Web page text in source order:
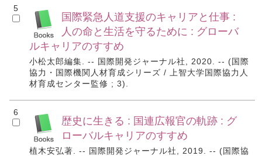
5
国際緊急人道支援のキャリアと仕事 :
人の命と生活を守るために : グローバ
ルキャリアのすすめ
小松太郎編集. -- 国際開発ジャーナル社, 2020. -- (国際
協力・国際機関人材育成シリーズ / 上智大学国際協力人
材育成センター監修 ; 3).
6
歴史に生きる : 国連広報官の軌跡 : グ
ローバルキャリアのすすめ
植木安弘著. -- 国際開発ジャーナル社, 2019. -- (国際協